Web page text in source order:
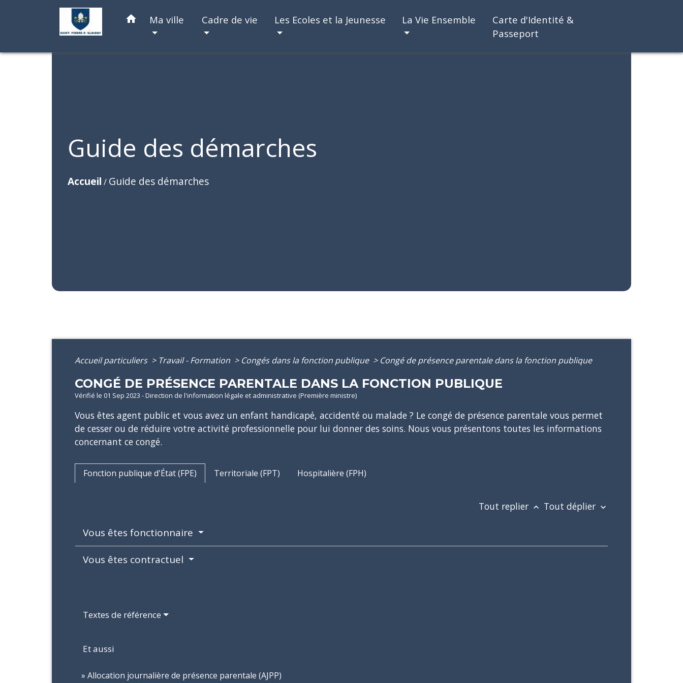
home Ma ville Cadre de vie Les Ecoles et la Jeunesse La Vie Ensemble
Carte d'Identité &
Passeport
Guide des démarches
Accueil / Guide des démarches
Accueil particuliers > Travail - Formation > Congés dans la fonction publique > Congé de présence parentale dans la fonction publique
CONGÉ DE PRÉSENCE PARENTALE DANS LA FONCTION PUBLIQUE
Vérifié le 01 Sep 2023 - Direction de l'information légale et administrative (Première ministre)
Vous êtes agent public et vous avez un enfant handicapé, accidenté ou malade ? Le congé de présence parentale vous permet
de cesser ou de réduire votre activité professionnelle pour lui donner des soins. Nous vous présentons toutes les informations
concernant ce congé.
Fonction publique d'État (FPE) Territoriale (FPT) Hospitalière (FPH)
Tout replier keyboard_arrow_up Tout déplier keyboard_arrow_down
Vous êtes fonctionnaire
Vous êtes contractuel
Textes de référence
Et aussi
Allocation journalière de présence parentale (AJPP)